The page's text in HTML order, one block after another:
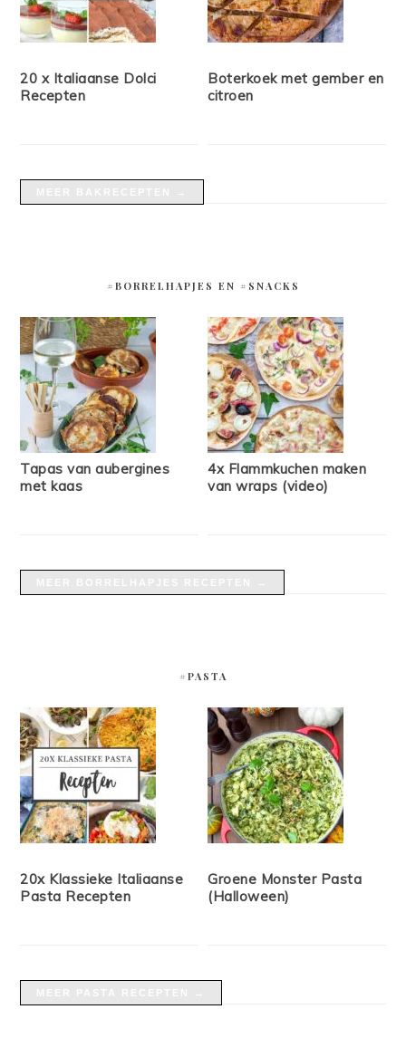
20 x Italiaanse Dolci
Recepten
Boterkoek met gember en
citroen
#BORRELHAPJES EN #SNACKS
Tapas van aubergines
met kaas
4x Flammkuchen maken
van wraps (video)
#PASTA
20x Klassieke Italiaanse
Pasta Recepten
Groene Monster Pasta
(Halloween)